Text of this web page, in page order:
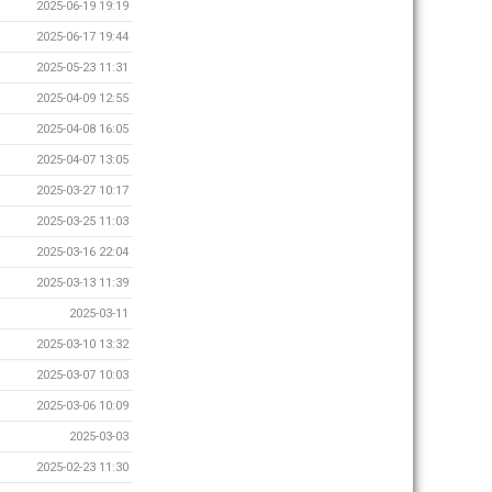
2025-06-19 19:19
2025-06-17 19:44
2025-05-23 11:31
2025-04-09 12:55
2025-04-08 16:05
2025-04-07 13:05
2025-03-27 10:17
2025-03-25 11:03
2025-03-16 22:04
2025-03-13 11:39
2025-03-11
2025-03-10 13:32
2025-03-07 10:03
2025-03-06 10:09
2025-03-03
2025-02-23 11:30